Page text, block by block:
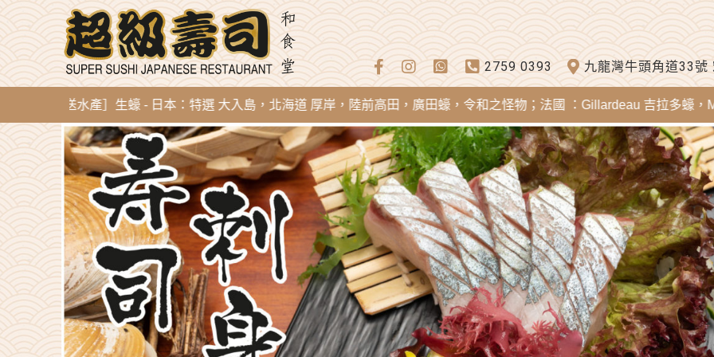
2759 0393 九龍灣牛頭角道33號
送水產］生蠔 - 日本：特選 大入島，北海道 厚岸，陸前高田，廣田蠔，令和之怪物；法國 ：Gillardeau 吉拉多蠔，